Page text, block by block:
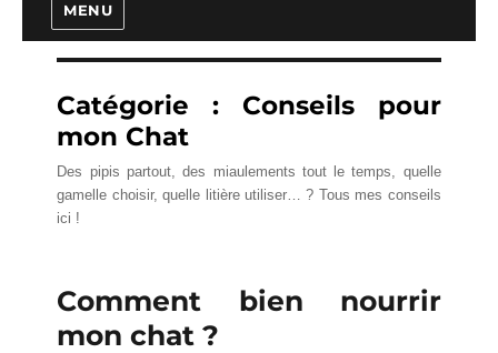
MENU
Catégorie : Conseils pour
mon Chat
Des pipis partout, des miaulements tout le temps, quelle
gamelle choisir, quelle litière utiliser… ? Tous mes conseils
ici !
Comment bien nourrir
mon chat ?